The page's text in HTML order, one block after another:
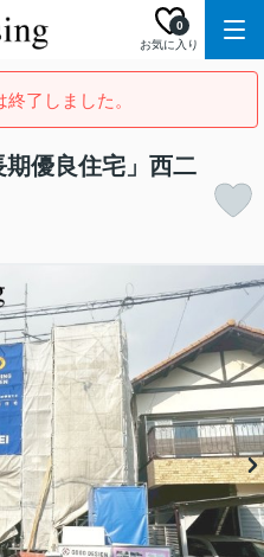
お気に入り
0
了しました。
期優良住宅」西二